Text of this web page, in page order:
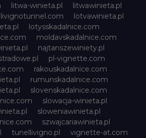
litwa-winieta.pl
litwawinieta.pl
livignotunnel.com
lotvawinieta.pl
lotysskadalnice.com
moldavskadalnice.com
najtanszewiniety.pl
pl-vignette.com
rakouskadalnice.com
rumunskadalnice.com
slovenskadalnice.com
slowacja-winieta.pl
sloweniawinieta.pl
szwajcariawinieta.pl
tunellivigno.pl
vignette-at.com